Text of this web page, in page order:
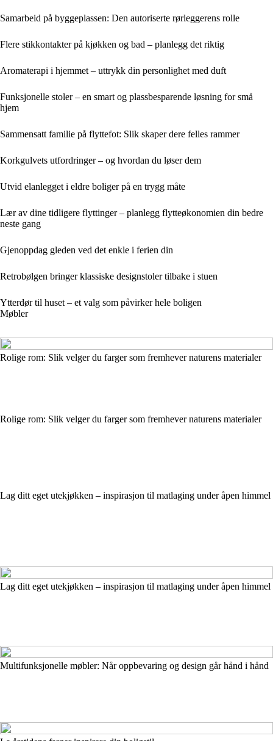
Samarbeid på byggeplassen: Den autoriserte rørleggerens rolle
Flere stikkontakter på kjøkken og bad – planlegg det riktig
Aromaterapi i hjemmet – uttrykk din personlighet med duft
Funksjonelle stoler – en smart og plassbesparende løsning for små
hjem
Sammensatt familie på flyttefot: Slik skaper dere felles rammer
Korkgulvets utfordringer – og hvordan du løser dem
Utvid elanlegget i eldre boliger på en trygg måte
Lær av dine tidligere flyttinger – planlegg flytteøkonomien din bedre
neste gang
Gjenoppdag gleden ved det enkle i ferien din
Retrobølgen bringer klassiske designstoler tilbake i stuen
Ytterdør til huset – et valg som påvirker hele boligen
Møbler
Rolige rom: Slik velger du farger som fremhever naturens materialer
Rolige rom: Slik velger du farger som fremhever naturens materialer
Lag ditt eget utekjøkken – inspirasjon til matlaging under åpen himmel
Lag ditt eget utekjøkken – inspirasjon til matlaging under åpen himmel
Multifunksjonelle møbler: Når oppbevaring og design går hånd i hånd